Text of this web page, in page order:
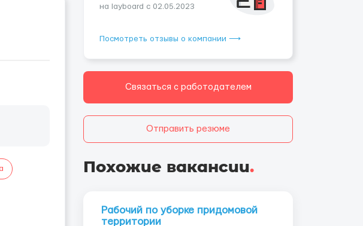
на layboard с 02.05.2023
Посмотреть отзывы о компании ⟶
Связаться с работодателем
Отправить резюме
Похожие вакансии.
Рабочий по уборке придомовой
территории